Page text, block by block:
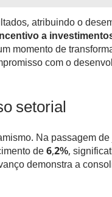
atribuindo o
a
momento de
com o
setorial
Na passagem
de6,2%,
demonstra a